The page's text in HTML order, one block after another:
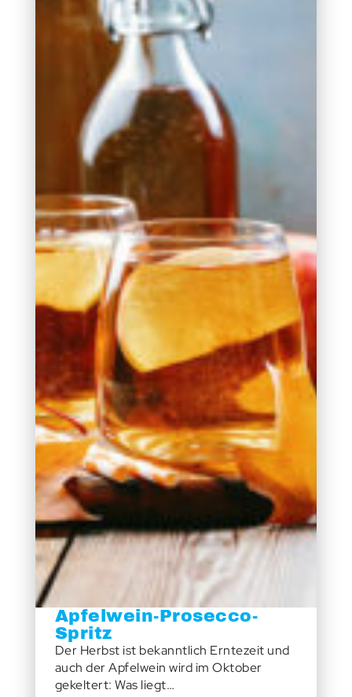
Apfelwein-Prosecco-
Spritz
Der Herbst ist bekanntlich Erntezeit und
auch der Apfelwein wird im Oktober
gekeltert: Was liegt…